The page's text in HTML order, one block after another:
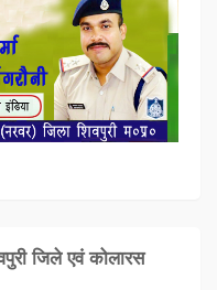
जिले एवं कोलारस